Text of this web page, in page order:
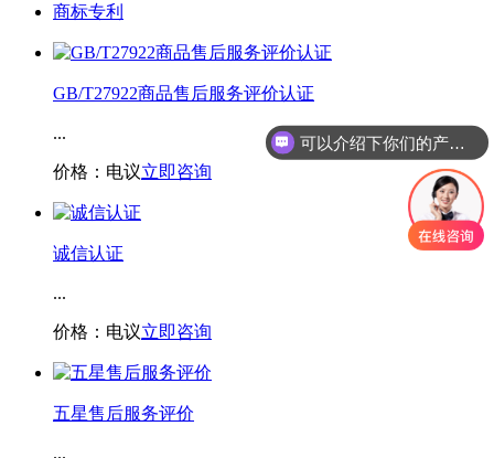
商标专利
GB/T27922商品售后服务评价认证
...
价格：电议立即咨询
诚信认证
...
价格：电议立即咨询
五星售后服务评价
...
可以介绍下你们的产品么